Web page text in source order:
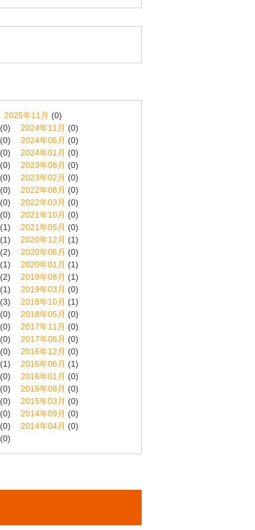
2025年11月 (0)
(0) 2024年11月 (0)
(0) 2024年06月 (0)
(0) 2024年01月 (0)
(0) 2023年08月 (0)
(0) 2023年02月 (0)
(0) 2022年08月 (0)
(0) 2022年03月 (0)
(0) 2021年10月 (0)
(1) 2021年05月 (0)
(1) 2020年12月 (1)
(2) 2020年06月 (0)
(1) 2020年01月 (1)
(2) 2019年08月 (1)
(1) 2019年03月 (0)
(3) 2018年10月 (1)
(0) 2018年05月 (0)
(0) 2017年11月 (0)
(0) 2017年06月 (0)
(0) 2016年12月 (0)
(1) 2016年06月 (1)
(0) 2016年01月 (0)
(0) 2015年08月 (0)
(0) 2015年03月 (0)
(0) 2014年09月 (0)
(0) 2014年04月 (0)
(0)